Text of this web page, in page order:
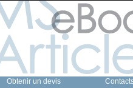
Obtenir un devis